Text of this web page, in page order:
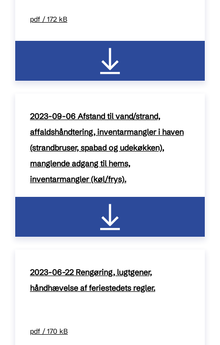
pdf / 172 kB
2023-09-06 Afstand til vand/strand,
affaldshåndtering, inventarmangler i haven
(strandbruser, spabad og udekøkken),
manglende adgang til hems,
inventarmangler (køl/frys).
2023-06-22 Rengøring, lugtgener,
håndhævelse af feriestedets regler.
pdf / 170 kB